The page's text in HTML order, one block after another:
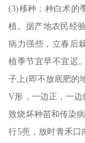
(3)移种：种白术的
植。据产地农民经
病力强些，立春后
植季节宜早不宜迟
子上(即不放底肥的
V形，一边正，一
致烧坏种苗和传染
行5蔸，放时青禾口